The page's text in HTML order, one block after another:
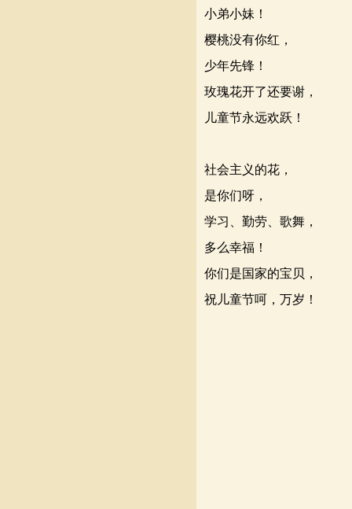
小弟小妹！
樱桃没有你红，
少年先锋！
玫瑰花开了还要谢，
儿童节永远欢跃！
社会主义的花，
是你们呀，
学习、勤劳、歌舞，
多么幸福！
你们是国家的宝贝，
祝儿童节呵，万岁！